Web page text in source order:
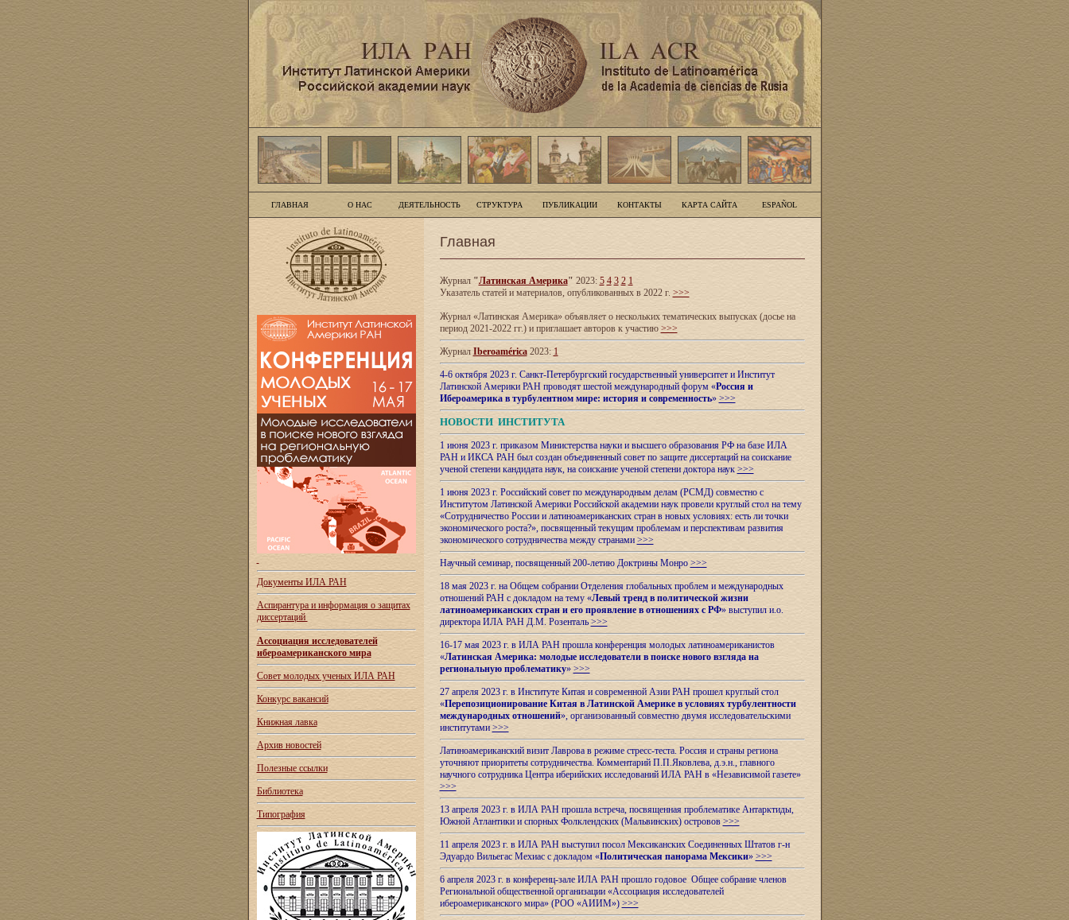
ГЛАВНАЯ О НАС ДЕЯТЕЛЬНОСТЬ СТРУКТУРА ПУБЛИКАЦИИ КОНТАКТЫ КАРТА САЙТА ESPAÑOL
Документы ИЛА РАН
Аспирантура и информация о защитах
диссертаций
Ассоциация исследователей
ибероамериканского мира
Совет молодых ученых ИЛА РАН
Конкурс вакансий
Книжная лавка
Архив новостей
Полезные ссылки
Библиотека
Типография
Главная
Журнал"Латинская Америка" 2023: 5 4 3 2 1
Указатель статей и материалов, опубликованных в 2022 г. >>>
Журнал «Латинская Америка» объявляет о нескольких тематических выпусках (досье на
период 2021-2022 гг.) и приглашает авторов к участию >>>
Журнал Iberoamérica2023: 1
4-6 октября 2023 г. Санкт-Петербургский государственный университет и Институт
Латинской Америки РАН проводят шестой международный форум «Россия и
Ибероамерика в турбулентном мире: история и современность» >>>
НОВОСТИ ИНСТИТУТА
1 июня 2023 г. приказом Министерства науки и высшего образования РФ на базе ИЛА
РАН и ИКСА РАН был создан объединенный совет по защите диссертаций на соискание
ученой степени кандидата наук, на соискание ученой степени доктора наук >>>
1 июня 2023 г. Российский совет по международным делам (РСМД) совместно с
Институтом Латинской Америки Российской академии наук провели круглый стол на тему
«Сотрудничество России и латиноамериканских стран в новых условиях: есть ли точки
экономического роста?», посвященный текущим проблемам и перспективам развития
экономического сотрудничества между странами >>>
Научный семинар, посвященный 200-летию Доктрины Монро>>>
18 мая 2023 г. на Общем собрании Отделения глобальных проблем и международных
отношений РАН с докладом на тему «Левый тренд в политической жизни
латиноамериканских стран и его проявление в отношениях с РФ» выступил и.о.
директора ИЛА РАН Д.М. Розенталь >>>
16-17 мая 2023 г. в ИЛА РАН прошла конференция молодых латиноамериканистов
«Латинская Америка: молодые исследователи в поиске нового взгляда на
региональную проблематику» >>>
27 апреля 2023 г. в Институте Китая и современной Азии РАН прошел круглый стол
«Перепозиционирование Китая в ЛатинскойАмерике в условиях турбулентности
международных отношений», организованный совместно двумя исследовательскими
институтами >>>
Латиноамериканский визит Лаврова в режиме стресс-теста. Россия и страны региона
уточняют приоритеты сотрудничества. Комментарий П.П.Яковлева, д.э.н., главного
научного сотрудника Центра иберийских исследований ИЛА РАН в «Независимой газете»
>>>
13 апреля 2023 г. в ИЛА РАН прошла встреча, посвященная проблематике Антарктиды,
Южной Атлантики и спорных Фолклендских (Мальвинских) островов >>>
11 апреля 2023 г. в ИЛА РАН выступил посол Мексиканских Соединенных Штатов г-н
Эдуардо Вильегас Мехиас c докладом «Политическая панорама Мексики» >>>
6 апреля 2023 г. в конференц-зале ИЛА РАН прошло годовое Общее собрание членов
Региональной общественной организации «Ассоциация исследователей
ибероамериканского мира» (РОО «АИИМ») >>>